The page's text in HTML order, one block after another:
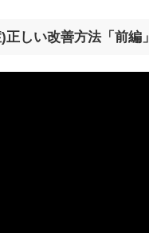
しい改善方法「前編」